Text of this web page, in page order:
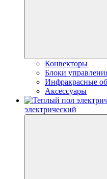
Конвекторы
Блоки
Инфракрасные
Аксессуары
электрический